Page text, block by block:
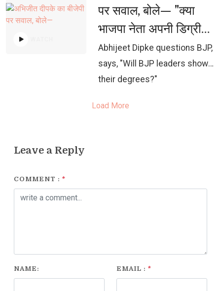
पर सवाल, बोले— "क्या
भाजपा नेता अपनी डिग्री
दिखाएंगे?"
Abhijeet Dipke questions BJP,
says, "Will BJP leaders show
their degrees?"
Load More
Leave a Reply
COMMENT : *
NAME: EMAIL : *